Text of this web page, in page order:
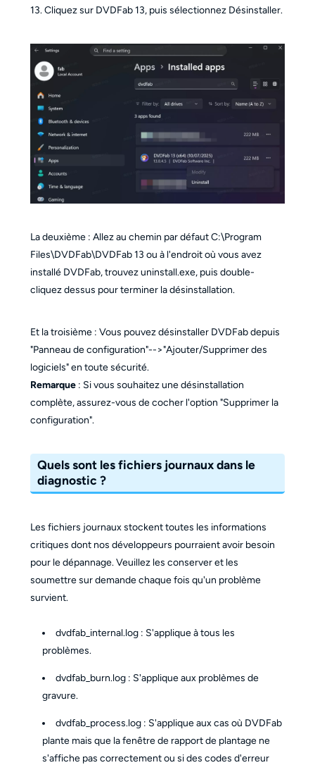
13. Cliquez sur DVDFab 13, puis sélectionnez Désinstaller.
La deuxième : Allez au chemin par défaut C:\Program
Files\DVDFab\DVDFab 13 ou à l'endroit où vous avez
installé DVDFab, trouvez uninstall.exe, puis double-
cliquez dessus pour terminer la désinstallation.
Et la troisième : Vous pouvez désinstaller DVDFab depuis
"Panneau de configuration"-->"Ajouter/Supprimer des
logiciels" en toute sécurité.
Remarque: Si vous souhaitez une désinstallation
complète, assurez-vous de cocher l'option "Supprimer la
configuration".
Quels sont les fichiers journaux dans le
diagnostic ?
Les fichiers journaux stockent toutes les informations
critiques dont nos développeurs pourraient avoir besoin
pour le dépannage. Veuillez les conserver et les
soumettre sur demande chaque fois qu'un problème
survient.
dvdfab_internal.log : S'applique à tous les
problèmes.
dvdfab_burn.log : S'applique aux problèmes de
gravure.
dvdfab_process.log : S'applique aux cas où DVDFab
plante mais que la fenêtre de rapport de plantage ne
s'affiche pas correctement ou si des codes d'erreur